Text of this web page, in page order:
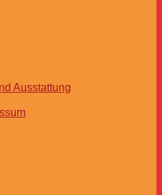
Ausstattung